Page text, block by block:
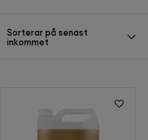
Sorterar på senast
inkommet